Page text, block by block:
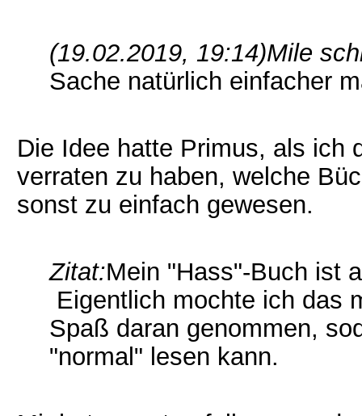
(19.02.2019, 19:14)Mile
Sache natürlich einfacher
Die Idee hatte Primus, als ich
verraten zu haben, welche
sonst zu einfach gewesen.
Zitat:Mein "Hass"-Buch ist
Eigentlich mochte ich das
Spaß daran genommen,
"normal" lesen kann.